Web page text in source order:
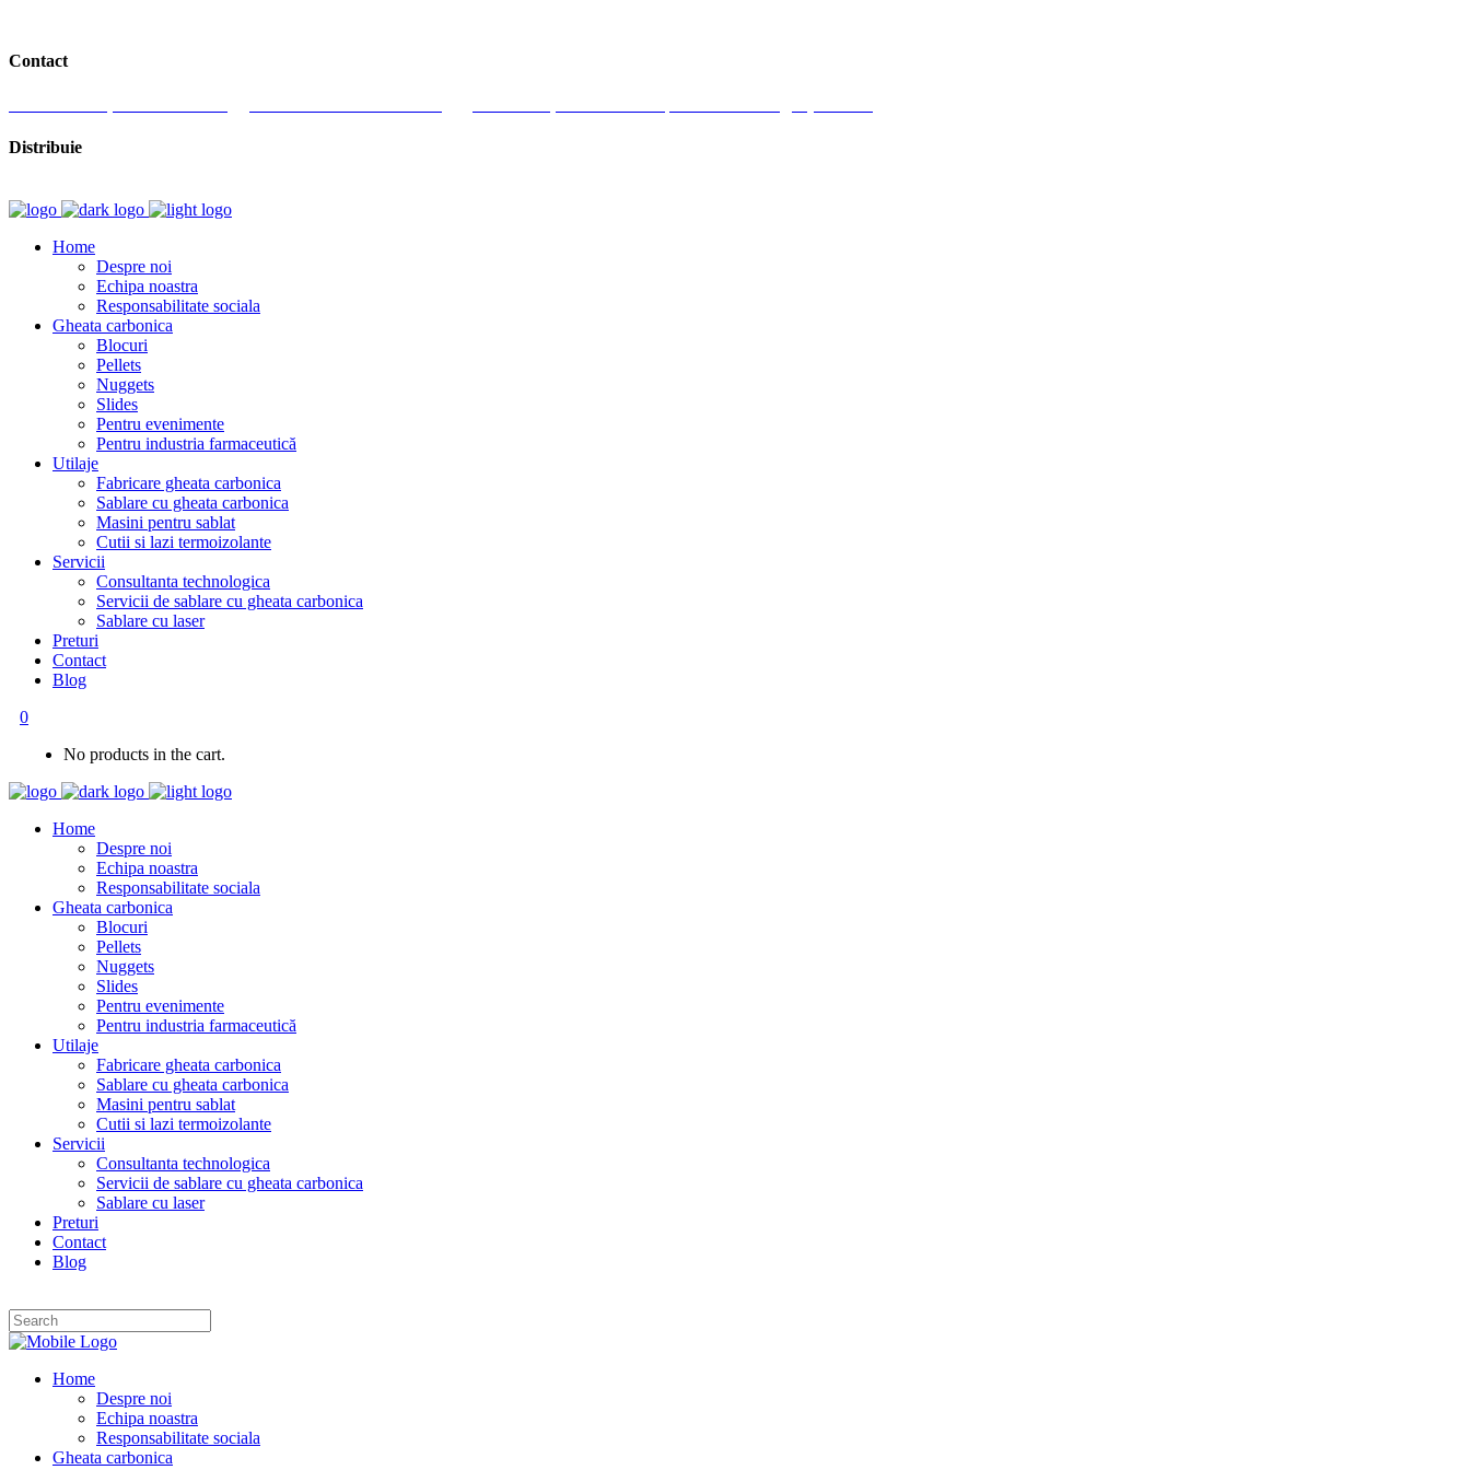
Contact
Distribuie
Home
Despre noi
Echipa noastra
Responsabilitate sociala
Gheata carbonica
Blocuri
Pellets
Nuggets
Slides
Pentru evenimente
Pentru industria farmaceutică
Utilaje
Fabricare gheata carbonica
Sablare cu gheata carbonica
Masini pentru sablat
Cutii si lazi termoizolante
Servicii
Consultanta technologica
Servicii de sablare cu gheata carbonica
Sablare cu laser
Preturi
Contact
Blog
0
No products in the cart.
Home
Despre noi
Echipa noastra
Responsabilitate sociala
Gheata carbonica
Blocuri
Pellets
Nuggets
Slides
Pentru evenimente
Pentru industria farmaceutică
Utilaje
Fabricare gheata carbonica
Sablare cu gheata carbonica
Masini pentru sablat
Cutii si lazi termoizolante
Servicii
Consultanta technologica
Servicii de sablare cu gheata carbonica
Sablare cu laser
Preturi
Contact
Blog
Home
Despre noi
Echipa noastra
Responsabilitate sociala
Gheata carbonica